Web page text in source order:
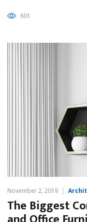
601
November 2, 2019
The Biggest